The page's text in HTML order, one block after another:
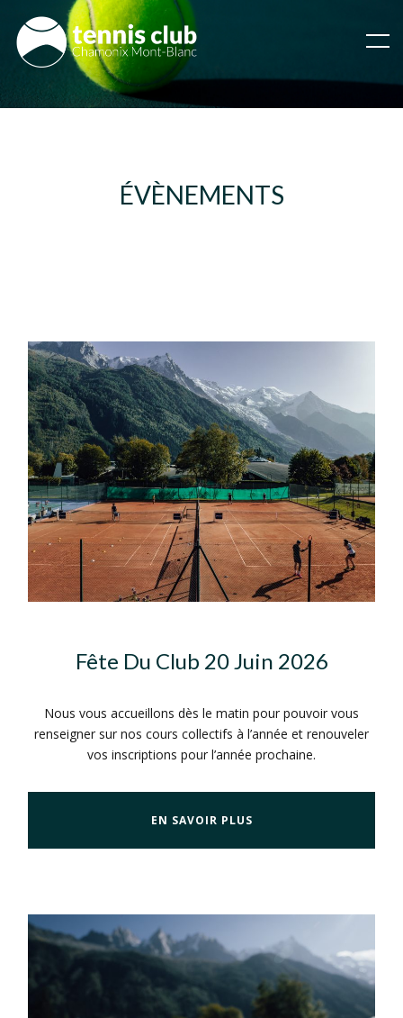
ÉVÈNEMENTS
Fête Du Club 20 Juin 2026
Nous vous accueillons dès le matin pour pouvoir vous
renseigner sur nos cours collectifs à l’année et renouveler
vos inscriptions pour l’année prochaine.
EN SAVOIR PLUS